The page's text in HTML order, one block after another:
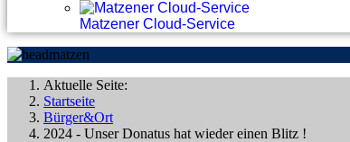
Matzener Cloud-Service
Aktuelle Seite:
Startseite
Bürger&Ort
2024 - Unser Donatus hat wieder einen Blitz !